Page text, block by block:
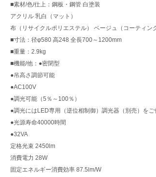
■素材/色/仕上：鋼板・鋼管 白塗装
アクリル 乳白（マット）
布（リサイクルポリエステル） ベージュ（コーティン
■寸法：径φ580 高248 全長700～1200mm
■重量：2.9kg
■機能/他：●密閉型
●吊高さ調節可能
●AC100V
●調光可能（5％～100％）
●調光にはLED専用（逆位相制御）調光器（別売）をご
●光源寿命40000時間
●32VA
定格光束 2450lm
消費電力 28W
固定エネルギー消費効率 87.5lm/W